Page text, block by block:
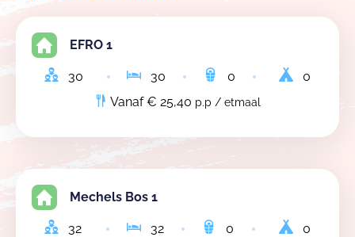
EFRO 1
30 30 0
0
Vanaf € 25,40 p.p / etmaal
Mechels Bos 1
32 32 0
0